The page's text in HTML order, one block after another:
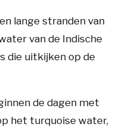
lange stranden van
van de Indische
die uitkijken op de
de dagen met
het turquoise water,